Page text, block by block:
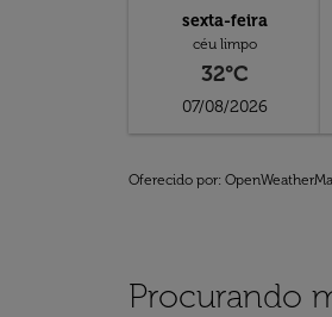
sexta-feira
céu limpo
32°C
07/08/2026
Oferecido por:
Procurando